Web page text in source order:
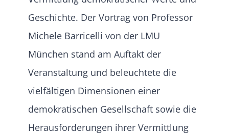
Geschichte. Der Vortrag von Professor
Michele Barricelli von der LMU
München stand am Auftakt der
Veranstaltung und beleuchtete die
vielfältigen Dimensionen einer
demokratischen Gesellschaft sowie die
Herausforderungen ihrer Vermittlung